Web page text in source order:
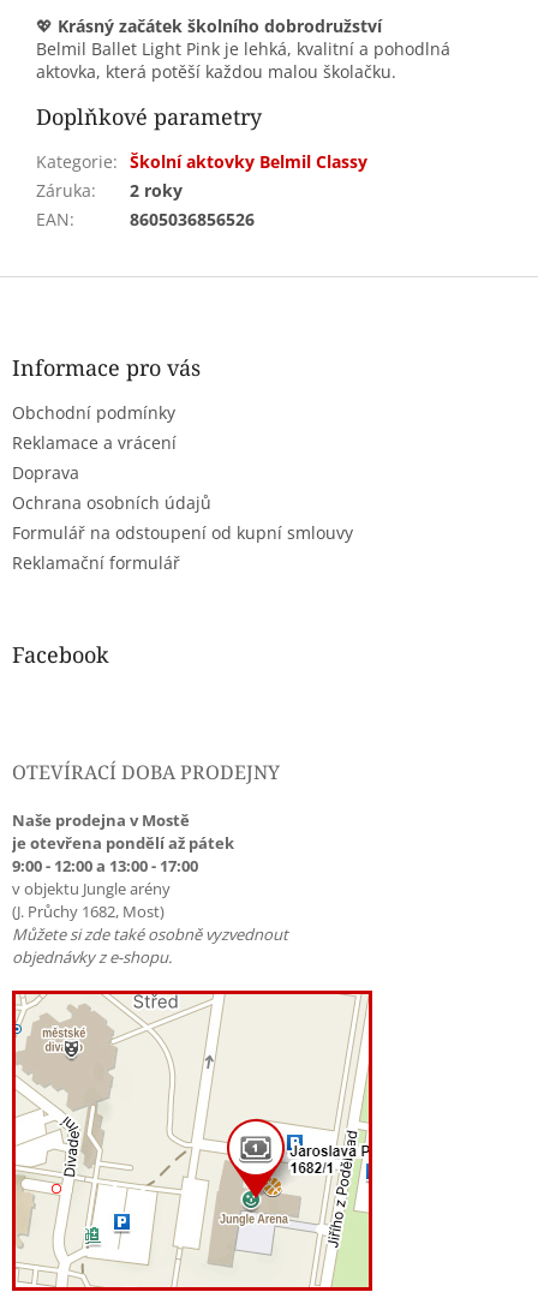
💖 Krásný začátek školního dobrodružství
Belmil Ballet Light Pink je lehká, kvalitní a pohodlná
aktovka, která potěší každou malou školačku.
Doplňkové parametry
Kategorie: Školní aktovky Belmil Classy
Záruka:
2 roky
EAN: 8605036856526
Z
Informace pro vás
Obchodní podmínky
Reklamace a vrácení
Doprava
Ochrana osobních údajů
Formulář na odstoupení od kupní smlouvy
Reklamační formulář
Facebook
OTEVÍRACÍ DOBA PRODEJNY
Naše prodejna v Mostě
je otevřena pondělí až pátek
9:00 - 12:00 a 13:00 - 17:00
v objektu Jungle arény
(J. Průchy 1682, Most)
Můžete si zde také osobně vyzvednout
objednávky z e-shopu.